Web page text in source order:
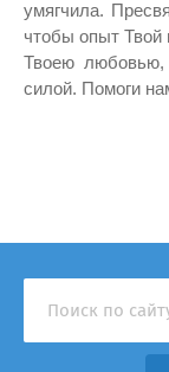
умягчила.
чтобы опыт
Твоею любовью,
силой. Помоги